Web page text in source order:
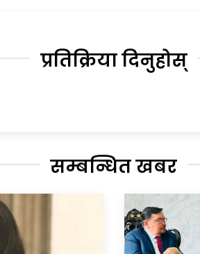
प्रतिक्रिया दिनुहोस्
सम्बन्धित खबर